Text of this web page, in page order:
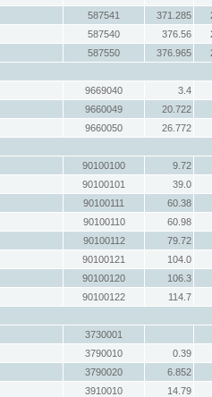
587541 371.285
587540 376.56
587550 376.965
9669040
3.4
9660049
20.722
9660050
26.772
90100100
9.72
90100101
39.0
90100111
60.38
90100110
60.98
90100112
79.72
90100121
104.0
90100120
106.3
90100122
114.7
3730001
3790010
0.39
3790020
6.852
3910010
14.79